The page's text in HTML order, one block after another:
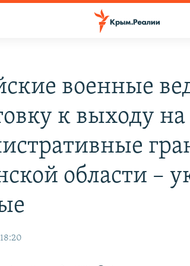
военные
к выходу на
области –